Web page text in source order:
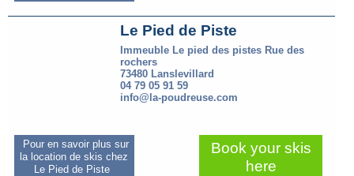
Le Pied de Piste
Immeuble Le pied des pistes Rue des
rochers
73480 Lanslevillard
04 79 05 91 59
info@la-poudreuse.com
Pour en savoir plus sur
la location de skis chez
Le Pied de Piste
Book your skis
here